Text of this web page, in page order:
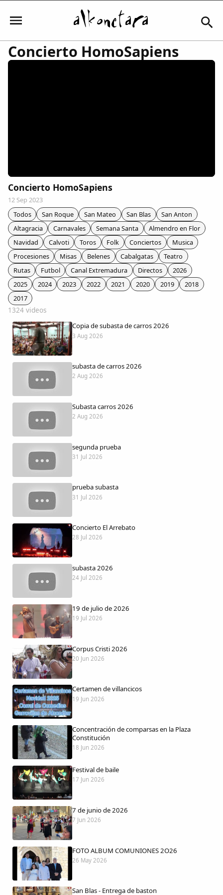
Comunidad
Colaboradores
AlkoTV
Biblioteca
Periódico Alconétar
Foros
Idiosincrasia
Diccionario
Traductor
Dichos
Cancionero Local
Apodos
Peñas
La palra
Modo oscuro
Concierto HomoSapiens
Concierto HomoSapiens
12 Sep 2023
Todos
San Roque San Mateo San Blas
San Anton
Altagracia
Carnavales Semana Santa
Almendro en Flor
Navidad
Calvoti Toros Folk Conciertos
Musica
Procesiones
Misas Belenes Cabalgatas
Teatro
Rutas
Futbol Canal Extremadura Directos
2026
2025
2024 2023 2022 2021 2020 2019
2018
2017
1324 videos
Copia de subasta de carros 2026
3 Aug 2026
subasta de carros 2026
2 Aug 2026
Subasta carros 2026
2 Aug 2026
segunda prueba
31 Jul 2026
prueba subasta
31 Jul 2026
Concierto El Arrebato
28 Jul 2026
subasta 2026
24 Jul 2026
19 de julio de 2026
19 Jul 2026
Corpus Cristi 2026
20 Jun 2026
Certamen de villancicos
19 Jun 2026
Concentración de comparsas en la Plaza
Constitución
18 Jun 2026
Festival de baile
17 Jun 2026
7 de junio de 2026
7 Jun 2026
FOTO ALBUM COMUNIONES 2O26
26 May 2026
San Blas - Entrega de baston
Compartir en Facebook
Compartir en Twitter
Copiar enlace